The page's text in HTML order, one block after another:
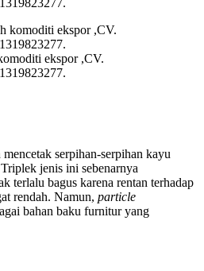
ekspor ,CV.
serpihan-serpihan kayu
jenis ini sebenarnya
terlalu bagus karena rentan terhadap
rendah. Namun, particle
bahan baku furnitur yang